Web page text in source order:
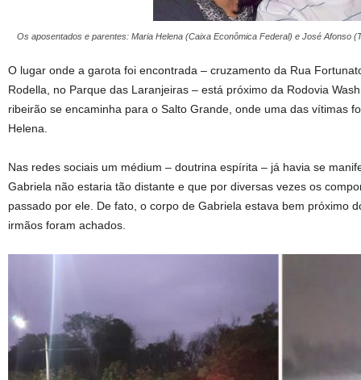
Os aposentados e parentes: Maria Helena (Caixa Econômica Federal) e José Afonso
O lugar onde a garota foi encontrada – cruzamento da Rua
Rodella, no Parque das Laranjeiras – está próximo da Rodovia
ribeirão se encaminha para o Salto Grande, onde uma das vítimas
Helena.
Nas redes sociais um médium – doutrina espírita – já havia se
Gabriela não estaria tão distante e que por diversas vezes os
passado por ele. De fato, o corpo de Gabriela estava bem próximo
irmãos foram achados.